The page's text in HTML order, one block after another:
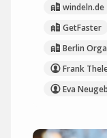
windeln.de
GetFaster
Berlin
Frank
Eva